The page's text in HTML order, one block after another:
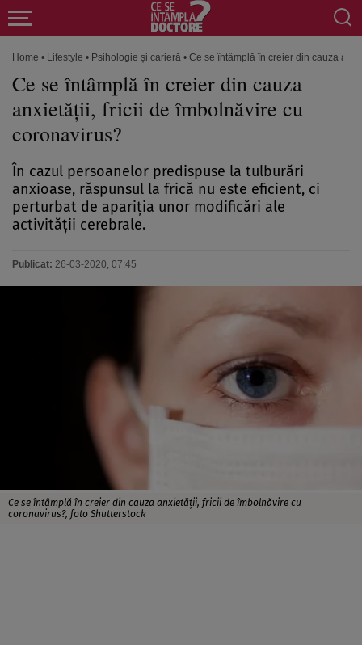
Home • Lifestyle • Psihologie și carieră • Ce se întâmplă în creier din cauza
Ce se întâmplă în creier din cauza
anxietăţii, fricii de îmbolnăvire cu
coronavirus?
În cazul persoanelor predispuse la tulburări
anxioase, răspunsul la frică nu este eficient, ci
perturbat de apariţia unor modificări ale
activităţii cerebrale.
Publicat: 26-03-2020, 07:45
Ce se întâmplă în creier din cauza anxietăţii, fricii de îmbolnăvire cu
coronavirus?, foto Shutterstock